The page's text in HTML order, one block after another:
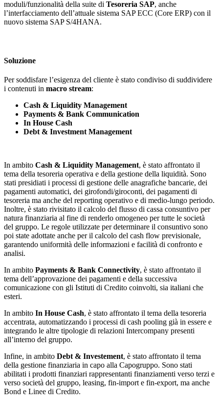
moduli/funzionalità della suite di Tesoreria SAP, anche
l’interfacciamento dell’attuale sistema SAP ECC (Core ERP) con il
nuovo sistema SAP S/4HANA.
Soluzione
Per soddisfare l’esigenza del cliente è stato condiviso di suddividere
i contenuti in macro stream:
Cash & Liquidity Management
Payments & Bank Communication
In House Cash
Debt & Investment Management
In ambito Cash & Liquidity Management, è stato affrontato il
tema della tesoreria operativa e della gestione della liquidità. Sono
stati presidiati i processi di gestione delle anagrafiche bancarie, dei
pagamenti automatici, dei girofondi/giroconti, dei pagamenti di
tesoreria ma anche del reporting operativo e di medio-lungo periodo.
Inoltre, è stato rivisitato il calcolo del flusso di cassa consuntivo per
natura finanziaria al fine di renderlo omogeneo per tutte le società
del gruppo. Le regole utilizzate per determinare il consuntivo sono
poi state adottate anche per il calcolo del cash flow previsionale,
garantendo uniformità delle informazioni e facilità di confronto e
analisi.
In ambito Payments & Bank Connectivity, è stato affrontato il
tema dell’approvazione dei pagamenti e della successiva
comunicazione con gli Istituti di Credito coinvolti, sia italiani che
esteri.
In ambito In House Cash, è stato affrontato il tema della tesoreria
accentrata, automatizzando i processi di cash pooling già in essere e
integrando le altre tipologie di relazioni Intercompany presenti
all’interno del gruppo.
Infine, in ambito Debt & Investement, è stato affrontato il tema
della gestione finanziaria in capo alla Capogruppo. Sono stati
abilitati i prodotti finanziari rappresentanti finanziamenti verso terzi e
verso società del gruppo, leasing, fin-import e fin-export, ma anche
Bond e Linee di Credito.